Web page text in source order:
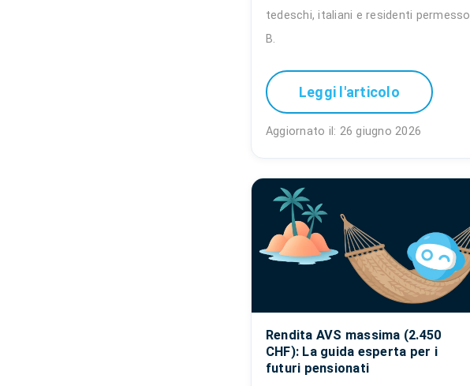
tedeschi, italiani e residenti permesso
B.
Leggi l'articolo
Aggiornato il: 26 giugno 2026
Rendita AVS massima (2.450
CHF): La guida esperta per i
futuri pensionati